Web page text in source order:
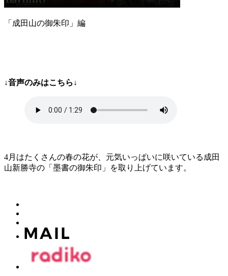
「成田山の御朱印」編
↓音声のみはこちら↓
4月はたくさんの春の花が、元気いっぱいに咲いている成田
山新勝寺の「墨書の御朱印」を取り上げています。